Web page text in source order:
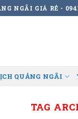
NGÃI GIÁ RẺ -
QUẢNG NGÃI
TAG